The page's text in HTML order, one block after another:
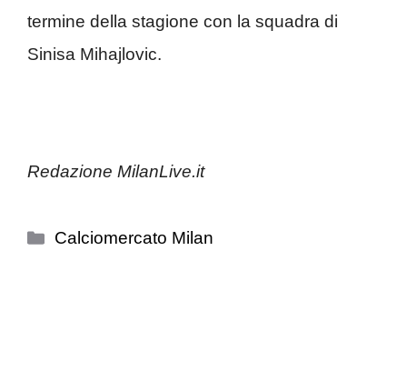
termine della stagione con la squadra di
Sinisa Mihajlovic.
Redazione MilanLive.it
Categorie
Calciomercato Milan